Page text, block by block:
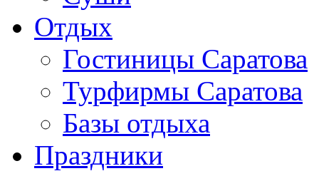
Отдых
Гостиницы Саратова
Турфирмы Саратова
Базы отдыха
Праздники